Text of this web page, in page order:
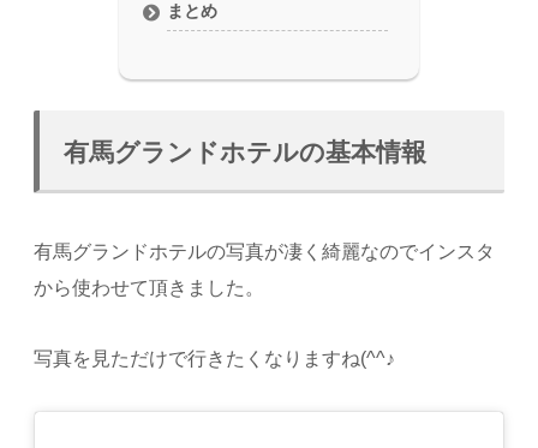
まとめ
有馬グランドホテルの基本情報
有馬グランドホテルの写真が凄く綺麗なのでインスタ
から使わせて頂きました。
写真を見ただけで行きたくなりますね(^^♪